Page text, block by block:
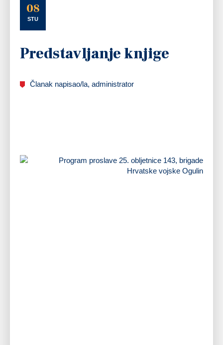
08
STU
Predstavljanje knjige
Članak napisao/la, administrator